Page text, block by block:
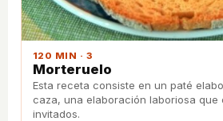
120 MIN · 3
Morteruelo
Esta receta consiste en un paté
caza, una elaboración laboriosa que
invitados.